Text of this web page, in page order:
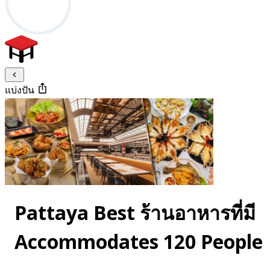
แบ่งปัน
Pattaya Best ร้านอาหารที่มี
Accommodates 120 People